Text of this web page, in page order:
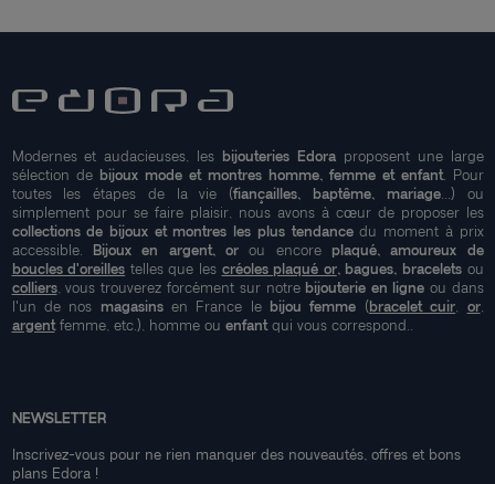
Modernes et audacieuses, les bijouteries Edoraproposent une large
sélection de bijoux mode et montres homme, femme et enfant. Pour
toutes les étapes de la vie (fiançailles, baptême, mariage...) ou
simplement pour se faire plaisir, nous avons à cœur de proposer les
collections de bijoux et montres les plus tendancedu moment à prix
accessible. Bijoux en argent, orou encore plaqué, amoureux de
boucles d'oreilles telles que les créoles plaqué or, bagues, braceletsou
colliers, vous trouverez forcément sur notre bijouterie en ligne ou dans
l'un de nos magasinsen France le bijou femme (bracelet cuir or,
argentfemme, etc.), homme ou enfantqui vous correspond..
NEWSLETTER
Inscrivez-vous pour ne rien manquer des nouveautés, offres et bons
plans Edora !